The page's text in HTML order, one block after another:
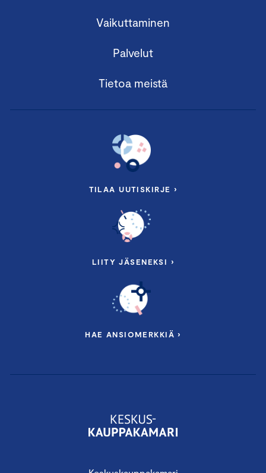
Vaikuttaminen
Palvelut
Tietoa meistä
TILAA UUTISKIRJE ›
LIITY JÄSENEKSI ›
HAE ANSIOMERKKIÄ ›